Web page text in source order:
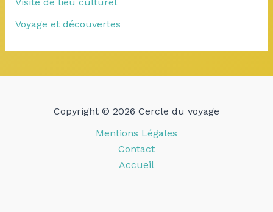
Visite de lieu culturel
Voyage et découvertes
Copyright © 2026 Cercle du voyage
Mentions Légales
Contact
Accueil